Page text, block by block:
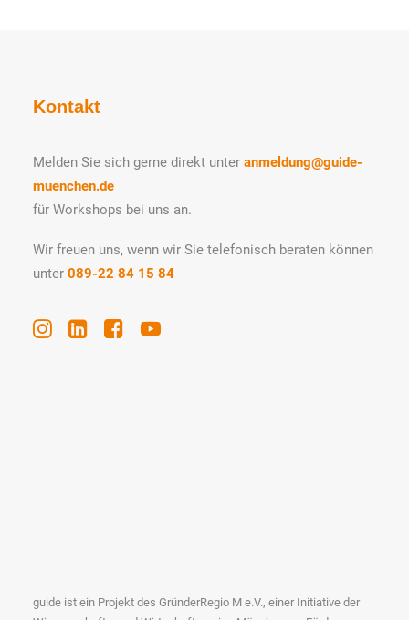
Kontakt
Melden Sie sich gerne direkt unter anmeldung@guide-
muenchen.de
für Workshops bei uns an.
Wir freuen uns, wenn wir Sie telefonisch beraten können
unter 089-22 84 15 84
guide ist ein Projekt des GründerRegio M e.V., einer Initiative der